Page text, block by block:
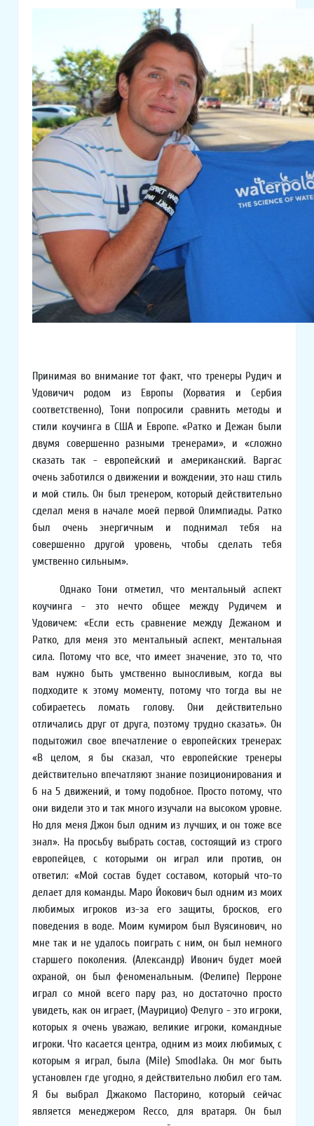
Принимая во внимание тот факт, что тренеры Рудич и
Удовичич родом из Европы (Хорватия и Сербия
соответственно), Тони попросили сравнить методы и
стили коучинга в США и Европе. «Ратко и Дежан были
двумя совершенно разными тренерами», и «сложно
сказать так - европейский и американский. Варгас
очень заботился о движении и вождении, это наш стиль
и мой стиль. Он был тренером, который действительно
сделал меня в начале моей первой Олимпиады. Ратко
был очень энергичным и поднимал тебя на
совершенно другой уровень, чтобы сделать тебя
умственно сильным».
Однако Тони отметил, что ментальный аспект
коучинга - это нечто общее между Рудичем и
Удовичем: «Если есть сравнение между Дежаном и
Ратко, для меня это ментальный аспект, ментальная
сила. Потому что все, что имеет значение, это то, что
вам нужно быть умственно выносливым, когда вы
подходите к этому моменту, потому что тогда вы не
собираетесь ломать голову. Они действительно
отличались друг от друга, поэтому трудно сказать». Он
подытожил свое впечатление о европейских тренерах:
«В целом, я бы сказал, что европейские тренеры
действительно впечатляют знание позиционирования и
6 на 5 движений, и тому подобное. Просто потому, что
они видели это и так много изучали на высоком уровне.
Но для меня Джон был одним из лучших, и он тоже все
знал». На просьбу выбрать состав, состоящий из строго
европейцев, с которыми он играл или против, он
ответил: «Мой состав будет составом, который что-то
делает для команды. Маро Йокович был одним из моих
любимых игроков из-за его защиты, бросков, его
поведения в воде. Моим кумиром был Вуясинович, но
мне так и не удалось поиграть с ним, он был немного
старшего поколения. (Александр) Ивонич будет моей
охраной, он был феноменальным. (Фелипе) Перроне
играл со мной всего пару раз, но достаточно просто
увидеть, как он играет, (Маурицио) Фелуго - это игроки,
которых я очень уважаю, великие игроки, командные
игроки. Что касается центра, одним из моих любимых, с
которым я играл, была (Mile) Smodlaka. Он мог быть
установлен где угодно, я действительно любил его там.
Я бы выбрал Джакомо Пасторино, который сейчас
является менеджером Recco, для вратаря. Он был